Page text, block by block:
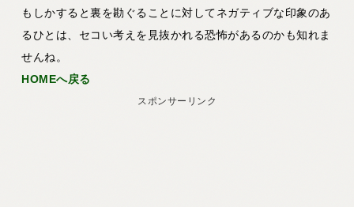
もしかすると裏を勘ぐることに対してネガティブな印象のあ
るひとは、セコい考えを見抜かれる恐怖があるのかも知れま
せんね。
HOMEへ戻る
スポンサーリンク